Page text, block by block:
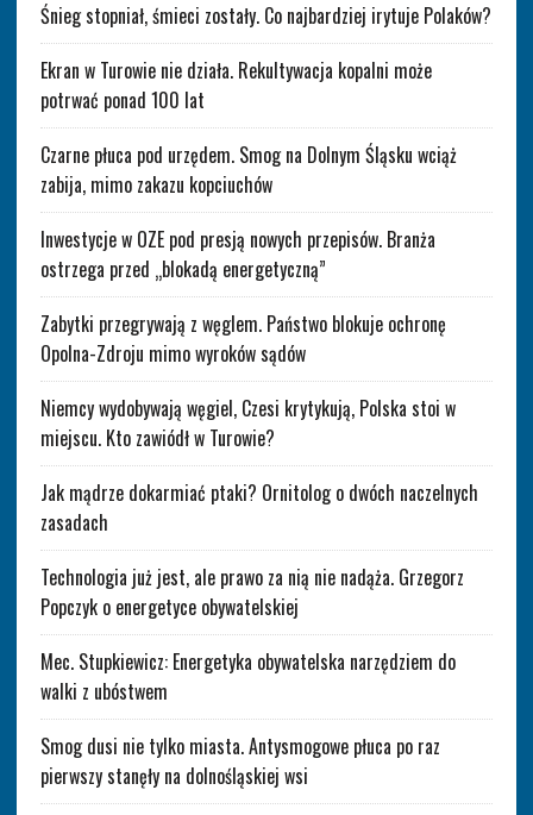
Śnieg stopniał, śmieci zostały. Co najbardziej irytuje Polaków?
Ekran w Turowie nie działa. Rekultywacja kopalni może
potrwać ponad 100 lat
Czarne płuca pod urzędem. Smog na Dolnym Śląsku wciąż
zabija, mimo zakazu kopciuchów
Inwestycje w OZE pod presją nowych przepisów. Branża
ostrzega przed „blokadą energetyczną”
Zabytki przegrywają z węglem. Państwo blokuje ochronę
Opolna-Zdroju mimo wyroków sądów
Niemcy wydobywają węgiel, Czesi krytykują, Polska stoi w
miejscu. Kto zawiódł w Turowie?
Jak mądrze dokarmiać ptaki? Ornitolog o dwóch naczelnych
zasadach
Technologia już jest, ale prawo za nią nie nadąża. Grzegorz
Popczyk o energetyce obywatelskiej
Mec. Stupkiewicz: Energetyka obywatelska narzędziem do
walki z ubóstwem
Smog dusi nie tylko miasta. Antysmogowe płuca po raz
pierwszy stanęły na dolnośląskiej wsi